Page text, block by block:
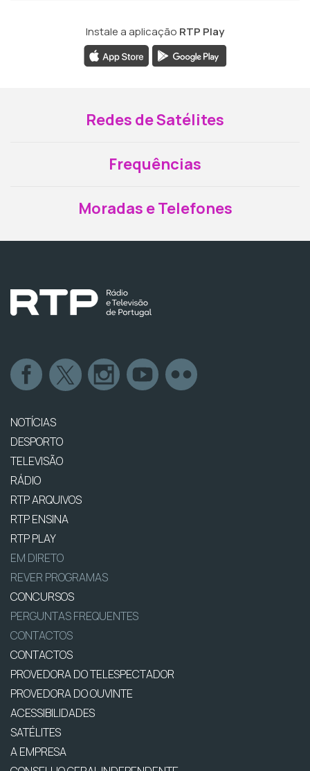
Instale a aplicação RTP Play
Redes de Satélites
Frequências
Moradas e Telefones
NOTÍCIAS
DESPORTO
TELEVISÃO
RÁDIO
RTP ARQUIVOS
RTP ENSINA
RTP PLAY
EM DIRETO
REVER PROGRAMAS
CONCURSOS
PERGUNTAS FREQUENTES
CONTACTOS
CONTACTOS
PROVEDORA DO TELESPECTADOR
PROVEDORA DO OUVINTE
ACESSIBILIDADES
SATÉLITES
A EMPRESA